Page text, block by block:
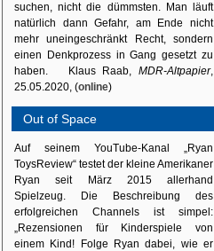
suchen, nicht die dümmsten. Man läuft
natürlich dann Gefahr, am Ende nicht
mehr uneingeschränkt Recht, sondern
einen Denkprozess in Gang gesetzt zu
haben. Klaus Raab, MDR-Altpapier,
25.05.2020, (online)
Out of Space
Auf seinem YouTube-Kanal „Ryan
ToysReview“ testet der kleine Amerikaner
Ryan seit März 2015 allerhand
Spielzeug. Die Beschreibung des
erfolgreichen Channels ist simpel:
„Rezensionen für Kinderspiele von
einem Kind! Folge Ryan dabei, wie er